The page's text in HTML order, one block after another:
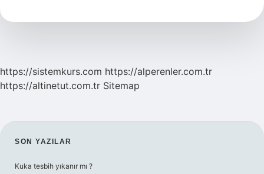
Ne
https://sistemkurs.com https://alperenler.com.tr
https://altinetut.com.tr Sitemap
SIDEBAR
SON YAZILAR
Kuka tesbih yıkanır mı ?